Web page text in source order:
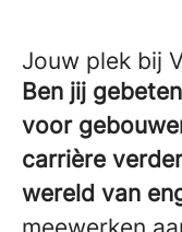
Jouw plek bij
Ben jij
voor
carrière
wereld van